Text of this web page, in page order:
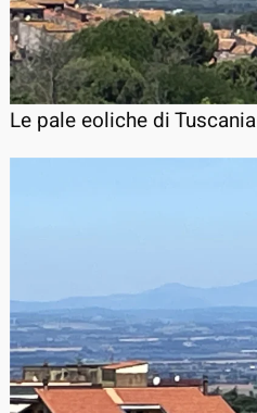
Le pale eoliche di Tuscania